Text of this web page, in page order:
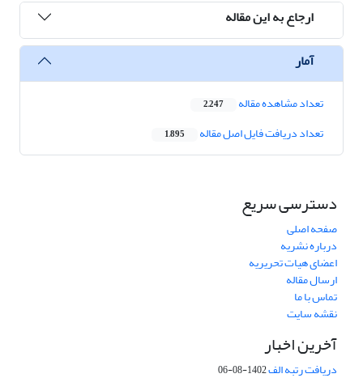
ارجاع به این مقاله
آمار
تعداد مشاهده مقاله 2,247
تعداد دریافت فایل اصل مقاله 1,895
دسترسی سریع
صفحه اصلی
درباره نشریه
اعضای هیات تحریریه
ارسال مقاله
تماس با ما
نقشه سایت
آخرین اخبار
دریافت رتبه الف1402-08-06